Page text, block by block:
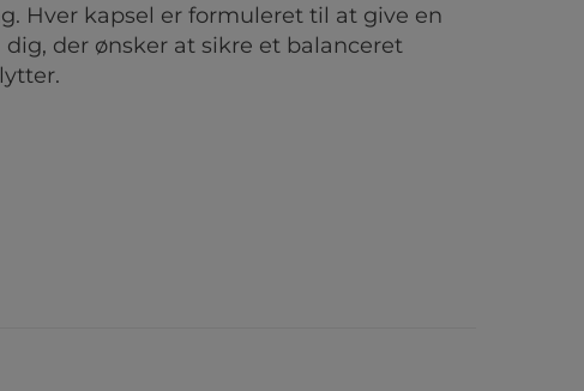
Hver kapsel er formuleret til at give en
der ønsker at sikre et balanceret